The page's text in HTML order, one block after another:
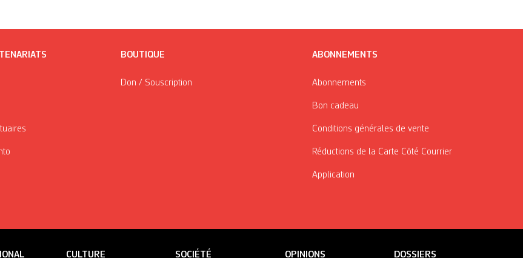
BOUTIQUE
Don / Souscription
ABONNEMENTS
Abonnements
Bon cadeau
Conditions générales de vente
Réductions de la Carte Côté Courrier
Application
CULTURE SOCIÉTÉ OPINIONS DOSSIERS